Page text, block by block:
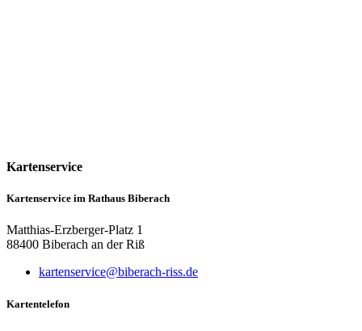
Kartenservice
Kartenservice im Rathaus Biberach
Matthias-Erzberger-Platz 1
88400 Biberach an der Riß
kartenservice@biberach-riss.de
Kartentelefon